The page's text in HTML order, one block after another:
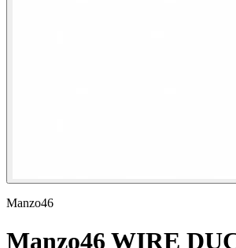
Manzo46
Manzo46 WIRE